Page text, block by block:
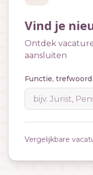
Vind je
Ontdek
aansluiten
Functie,
Vergelijkbare